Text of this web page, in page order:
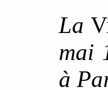
La
mai
à